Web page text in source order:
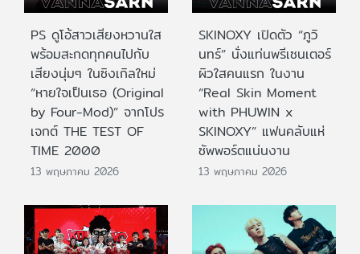
PS ดูโอ้สาวเสียงหวานใส
พร้อมสะกดทุกคนไปกับ
เสียงนุ่มๆ ในซิงเกิลใหม่
“หายใจเป็นเธอ (Original
by Four-Mod)” จากโปร
เจกต์ THE TEST OF
TIME 2000
13 พฤษภาคม 2026
SKINOXY เปิดตัว “ภูวิ
นทร์” นั่งแท่นพรีเซนเตอร์
ผิวใสคนแรก ในงาน
“Real Skin Moment
with PHUWIN x
SKINOXY” แฟนคลับแห่
ซัพพอร์ตแน่นงาน
13 พฤษภาคม 2026